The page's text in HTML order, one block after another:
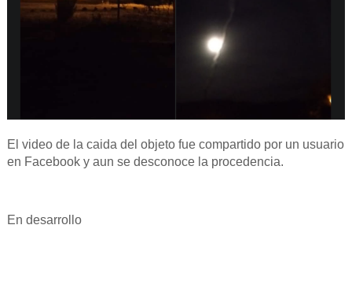
El video de la caida del objeto fue compartido por un usuario
en Facebook y aun se desconoce la procedencia.
En desarrollo